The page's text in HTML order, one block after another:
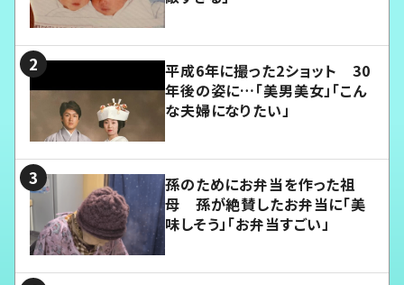
平成6年に撮った2ショット 30
年後の姿に…「美男美女」「こん
な夫婦になりたい」
孫のためにお弁当を作った祖
母 孫が絶賛したお弁当に「美
味しそう」「お弁当すごい」